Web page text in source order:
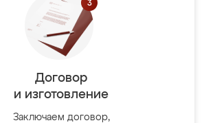
Договор
и изготовление
Заключаем договор,